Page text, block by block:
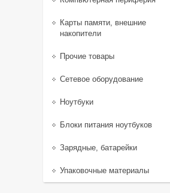
Карты памяти, внешние
накопители
Прочие товары
Сетевое оборудование
Ноутбуки
Блоки питания ноутбуков
Зарядные, батарейки
Упаковочные материалы